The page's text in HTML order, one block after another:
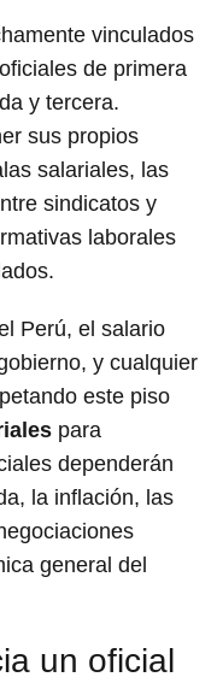
vinculados
de primera
y tercera.
sus propios
salariales, las
sindicatos y
laborales
Perú, el salario
y cualquier
este piso
para
dependerán
la inflación, las
general del
un oficial